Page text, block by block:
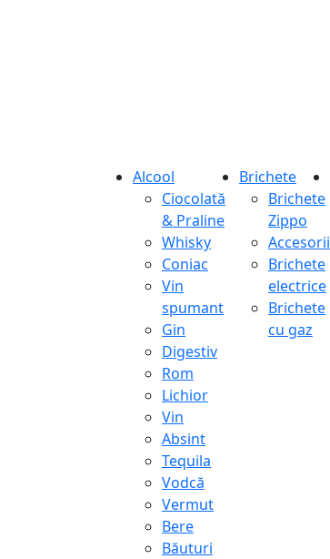
Alcool
Ciocolată
& Praline
Whisky
Coniac
Vin
spumant
Gin
Digestiv
Rom
Lichior
Vin
Absint
Tequila
Vodcă
Vermut
Bere
Băuturi
Brichete
Brichete
Zippo
Accesorii
Brichete
electrice
Brichete
cu gaz